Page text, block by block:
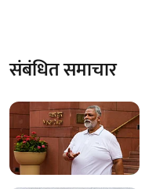
संबंधित समाचार